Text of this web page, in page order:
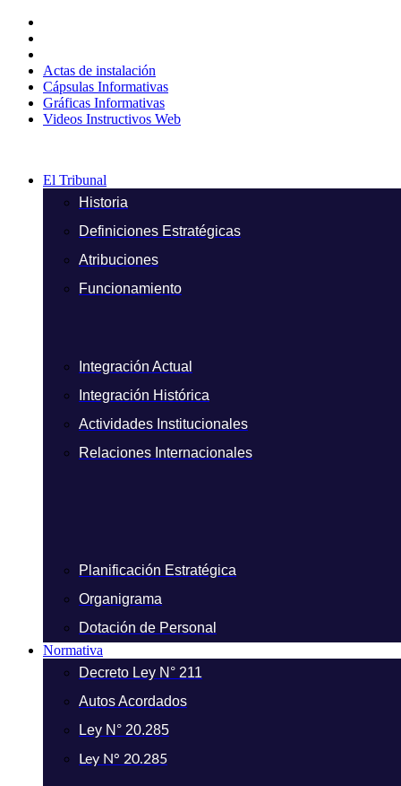
contenido
Actas de instalación
Cápsulas Informativas
Gráficas Informativas
Videos Instructivos Web
El Tribunal
Historia
Definiciones Estratégicas
Atribuciones
Funcionamiento
Integración Actual
Integración Histórica
Actividades Institucionales
Relaciones Internacionales
Planificación Estratégica
Organigrama
Dotación de Personal
Normativa
Decreto Ley N° 211
Autos Acordados
Ley N° 20.285
Ley N° 20.285